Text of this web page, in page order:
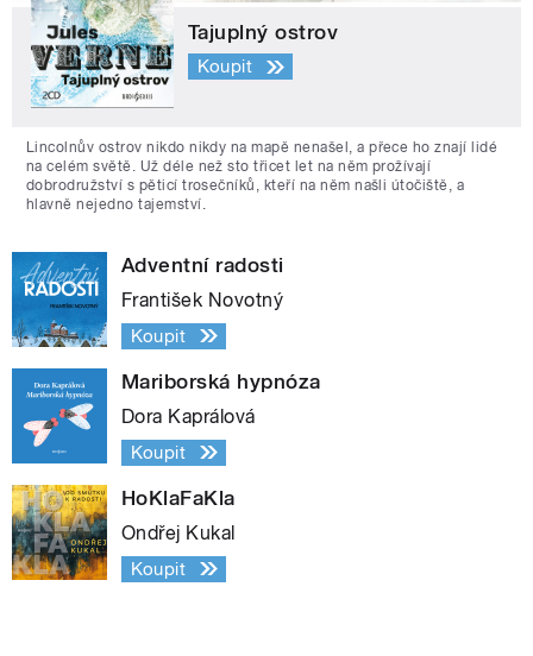
Tajuplný ostrov
Koupit
Lincolnův ostrov nikdo nikdy na mapě nenašel, a přece ho znají lidé
na celém světě. Už déle než sto třicet let na něm prožívají
dobrodružství s pěticí trosečníků, kteří na něm našli útočiště, a
hlavně nejedno tajemství.
Adventní radosti
František Novotný
Koupit
Mariborská hypnóza
Dora Kaprálová
Koupit
HoKlaFaKla
Ondřej Kukal
Koupit